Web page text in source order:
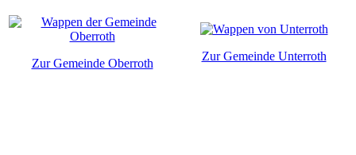
Zur Gemeinde Oberroth
Zur Gemeinde Unterroth